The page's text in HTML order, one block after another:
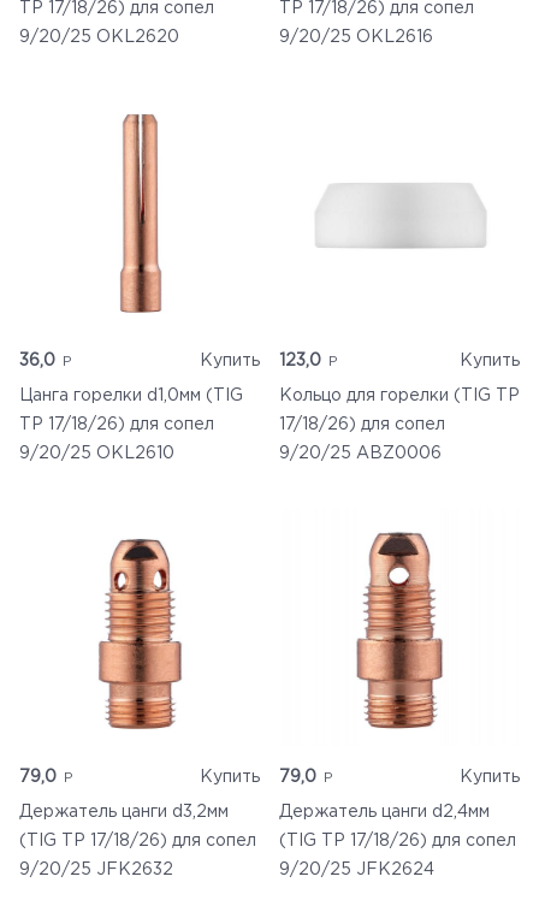
TP 17/18/26) для сопел
9/20/25 OKL2620
TP 17/18/26) для сопел
9/20/25 OKL2616
36,0 Купить
Цанга горелки d1,0мм (TIG
TP 17/18/26) для сопел
9/20/25 OKL2610
123,0 Купить
Кольцо для горелки (TIG TP
17/18/26) для сопел
9/20/25 ABZ0006
79,0 Купить
Держатель цанги d3,2мм
(TIG TP 17/18/26) для сопел
9/20/25 JFK2632
79,0 Купить
Держатель цанги d2,4мм
(TIG TP 17/18/26) для сопел
9/20/25 JFK2624